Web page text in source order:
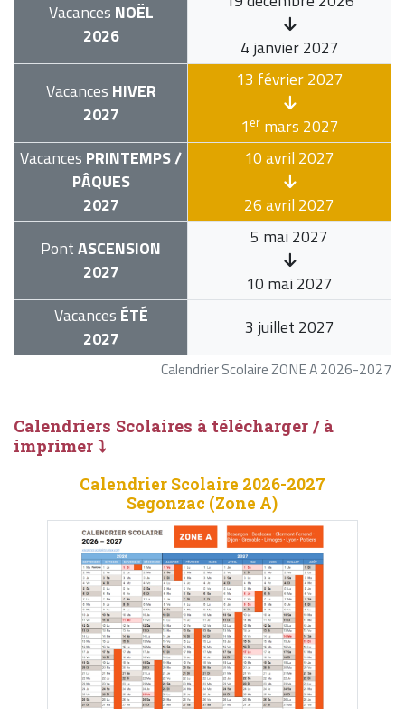
Calendrier Scolaire ZONE A 2026-2027
Vacances NOËL
2026
4 janvier 2027
Vacances HIVER
2027
13 février 2027
1ermars 2027
Vacances PRINTEMPS /
PÂQUES
2027
10 avril 2027
26 avril 2027
PontASCENSION
2027
5 mai 2027
10 mai 2027
Vacances ÉTÉ
2027
3 juillet 2027
Calendriers Scolaires à télécharger / à
imprimer ⤵
Calendrier Scolaire 2026-2027
Segonzac (Zone A)